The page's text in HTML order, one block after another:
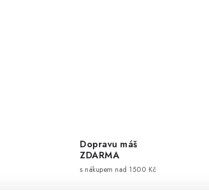
Dopravu máš
ZDARMA
s nákupem nad 1500 Kč